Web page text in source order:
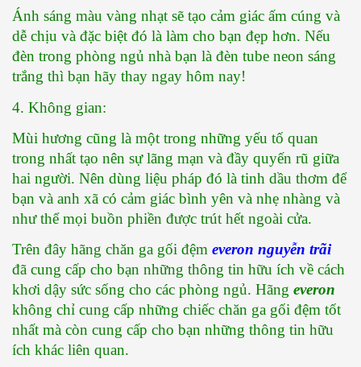
Ánh sáng màu vàng nhạt sẽ tạo cảm giác ấm cúng và
dễ chịu và đặc biệt đó là làm cho bạn đẹp hơn. Nếu
đèn trong phòng ngủ nhà bạn là đèn tube neon sáng
trắng thì bạn hãy thay ngay hôm nay!
4. Không gian:
Mùi hương cũng là một trong những yếu tố quan
trong nhất tạo nên sự lãng mạn và đầy quyến rũ giữa
hai người. Nên dùng liệu pháp đó là tinh dầu thơm để
bạn và anh xã có cảm giác bình yên và nhẹ nhàng và
như thể mọi buồn phiền được trút hết ngoài cửa.
Trên đây hãng chăn ga gối đệm everon nguyễn trãi
đã cung cấp cho bạn những thông tin hữu ích về cách
khơi dậy sức sống cho các phòng ngủ. Hãng everon
không chỉ cung cấp những chiếc chăn ga gối đệm tốt
nhất mà còn cung cấp cho bạn những thông tin hữu
ích khác liên quan.